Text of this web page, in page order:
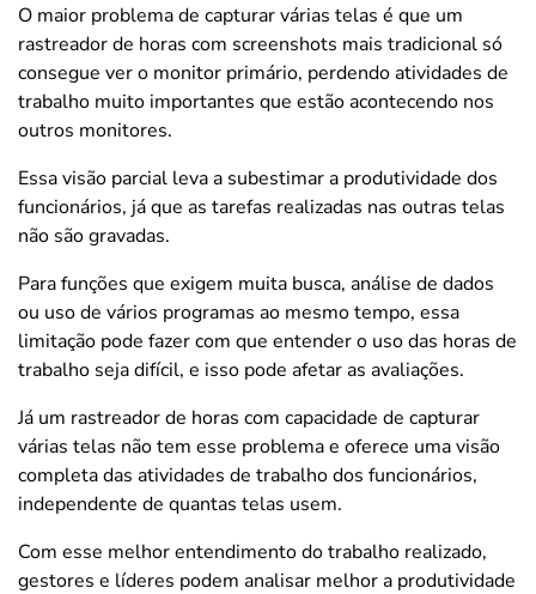
O maior problema de capturar várias telas é que um
rastreador de horas com screenshots mais tradicional só
consegue ver o monitor primário, perdendo atividades de
trabalho muito importantes que estão acontecendo nos
outros monitores.
Essa visão parcial leva a subestimar a produtividade dos
funcionários, já que as tarefas realizadas nas outras telas
não são gravadas.
Para funções que exigem muita busca, análise de dados
ou uso de vários programas ao mesmo tempo, essa
limitação pode fazer com que entender o uso das horas de
trabalho seja difícil, e isso pode afetar as avaliações.
Já um rastreador de horas com capacidade de capturar
várias telas não tem esse problema e oferece uma visão
completa das atividades de trabalho dos funcionários,
independente de quantas telas usem.
Com esse melhor entendimento do trabalho realizado,
gestores e líderes podem analisar melhor a produtividade